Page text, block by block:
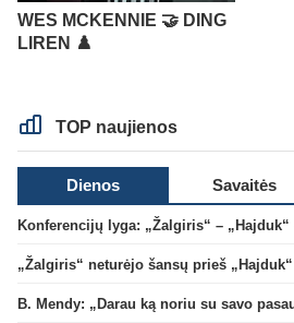
WES MCKENNIE 🤝 DING
LIREN ♟️
TOP naujienos
Dienos Savaitės
„Žalgiris“ neturėjo šansų prieš „Hajduk“